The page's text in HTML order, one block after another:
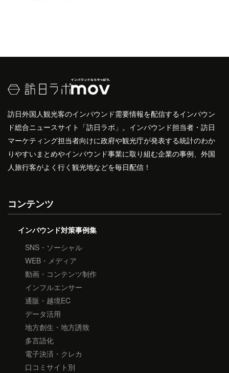
訪日外国人観光客のインバウンド需要情報を配信するインバウン
ド総合ニュースサイト「訪日ラボ」。インバウンド担当者・訪日
マーケティング担当者向けに政府や観光庁が発表する統計のわか
りやすいまとめやインバウンド事業に取り組む企業の事例、外国
人旅行客がよく行く観光地などを毎日配信！
コンテンツ
インバウンド対策事例集
SNS・ソーシャル
WEB・メディア
動画・コンテンツ制作
インフルエンサー
通販・越境EC
データ活用
地方創生・地方誘致
多言語化
電子決済・クレカ
口コミサイト別